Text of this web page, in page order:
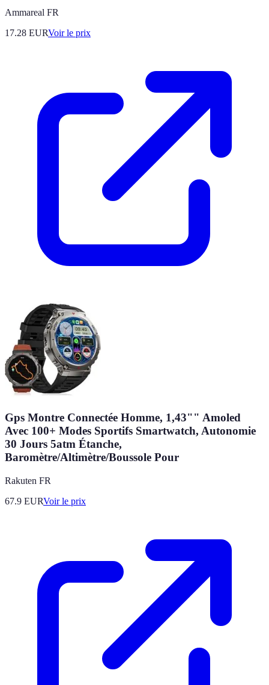
Ammareal FR
17.28 EURVoir le prix
Gps Montre Connectée Homme, 1,43"" Amoled
Avec 100+ Modes Sportifs Smartwatch, Autonomie
30 Jours 5atm Étanche,
Baromètre/Altimètre/Boussole Pour
Rakuten FR
67.9 EURVoir le prix